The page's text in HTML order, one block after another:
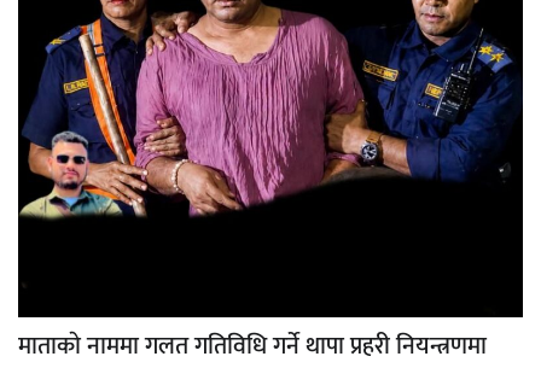
माताकाे नाममा गलत गतिविधि गर्ने थापा प्रहरी नियन्त्रणमा